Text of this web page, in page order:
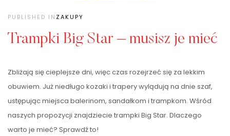
PUBLISHED IN ZAKUPY
Trampki Big Star – musisz je mieć
Zbliżają się cieplejsze dni, więc czas rozejrzeć się za lekkim
obuwiem. Już niedługo kozaki i trapery wylądują na dnie szaf,
ustępując miejsca balerinom, sandałkom i trampkom. Wśród
naszych propozycji znajdziecie trampki Big Star. Dlaczego
warto je mieć? Sprawdź to!